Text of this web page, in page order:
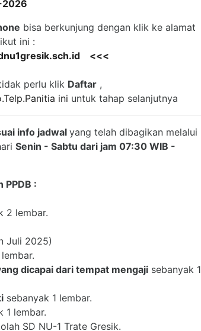
2026
bisa berkunjung dengan klik ke alamat
ini :
<<<
perlu klik Daftar ,
ini untuk tahap selanjutnya
info jadwal yang telah dibagikan melalui
Senin - Sabtu dari jam 07:30 WIB -
PPDB :
2 lembar.
Juli 2025)
dicapai dari tempat mengaji sebanyak 1
sebanyak 1 lembar.
1 lembar.
SD NU-1 Trate Gresik.